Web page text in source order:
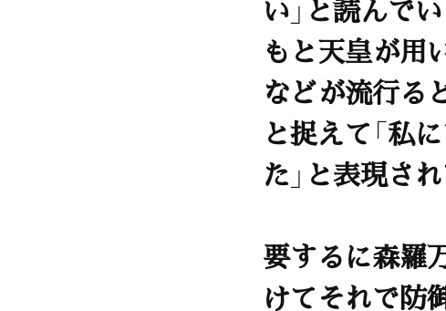
い」と読んで
もと天皇が用
などが流行る
と捉えて「私
た」と表現さ
要するに森羅
けてそれで防